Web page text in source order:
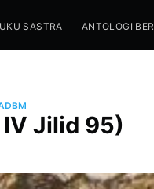
SASTRA ANTOLOGI
Jilid 95)